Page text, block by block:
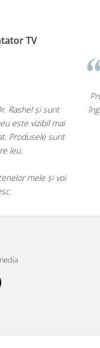
Am încercat
impresionată de
luminos și
Cu siguranță le